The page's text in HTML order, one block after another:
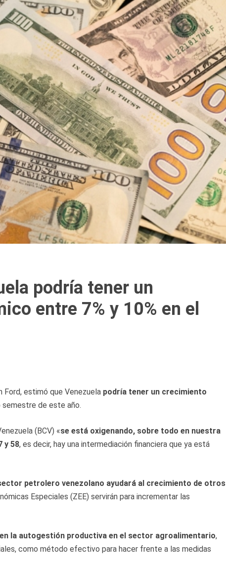
podría tener un
entre 7% y 10% en el
Ford, estimó que Venezuela podría tener un crecimiento
semestre de este año.
(BCV) «se está oxigenando, sobre todo en nuestra
y 58, es decir, hay una intermediación financiera que ya está
petrolero venezolano ayudará al crecimiento de otros
Especiales (ZEE) servirán para incrementar las
la autogestión productiva en el sector agroalimentario,
como método efectivo para hacer frente a las medidas